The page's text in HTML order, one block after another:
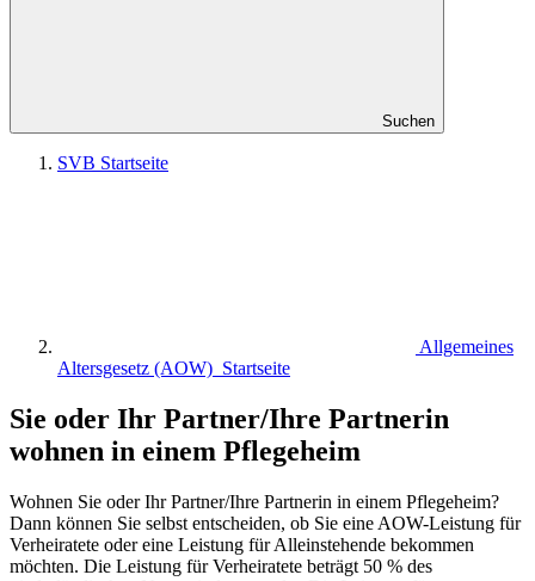
Suchen
SVB Startseite
Allgemeines
Altersgesetz (AOW) Startseite
Sie oder Ihr Partner/Ihre Partnerin
wohnen in einem Pflegeheim
Wohnen Sie oder Ihr Partner/Ihre Partnerin in einem Pflegeheim?
Dann können Sie selbst entscheiden, ob Sie eine AOW-Leistung für
Verheiratete oder eine Leistung für Alleinstehende bekommen
möchten. Die Leistung für Verheiratete beträgt 50 % des